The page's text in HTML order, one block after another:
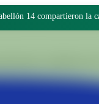
14 compartieron la
realiteiten